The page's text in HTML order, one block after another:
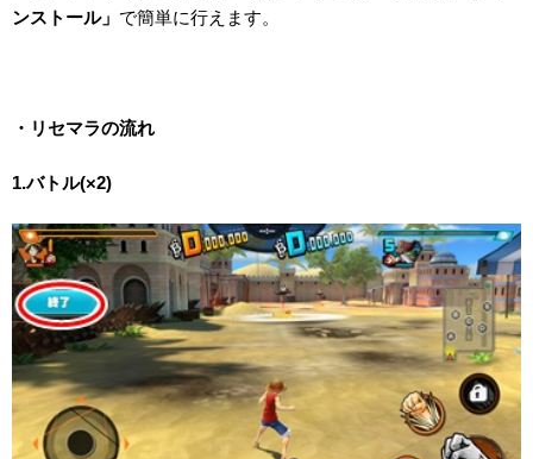
ンストール」 で簡単に行えます。
・リセマラの流れ
1.バトル(×2)